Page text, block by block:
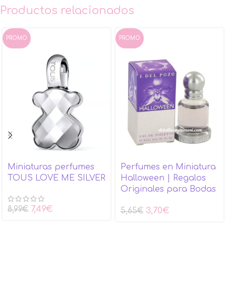
Productos relacionados
PROMO
Miniaturas perfumes
TOUS LOVE ME SILVER
8,99€ 7,49€
PROMO
Perfumes en Miniatura
Halloween | Regalos
Originales para Bodas
5,65€ 3,70€